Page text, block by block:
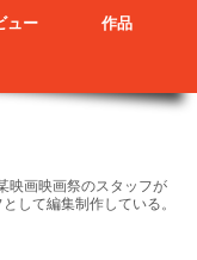
ュー 作品
映画映画祭のスタッフが
して編集制作している。